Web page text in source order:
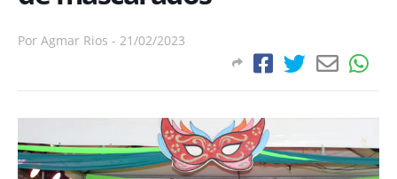
Por Agmar Rios - 21/02/2023